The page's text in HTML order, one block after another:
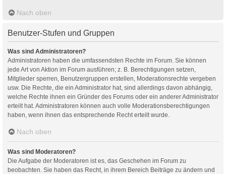
Nach oben
Benutzer-Stufen und Gruppen
Was sind Administratoren?
Administratoren haben die umfassendsten Rechte im Forum. Sie können
jede Art von Aktion im Forum ausführen; z. B. Berechtigungen setzen,
Mitglieder sperren, Benutzergruppen erstellen, Moderationsrechte vergeben
usw. Die Rechte, die ein Administrator hat, sind allerdings davon abhängig,
welche Rechte ihnen ein Gründer des Forums oder ein anderer Administrator
erteilt hat. Administratoren können auch volle Moderationsberechtigungen
haben, wenn ihnen das entsprechende Recht erteilt wurde.
Nach oben
Was sind Moderatoren?
Die Aufgabe der Moderatoren ist es, das Geschehen im Forum zu
beobachten. Sie haben das Recht, in ihrem Bereich Beiträge zu ändern und